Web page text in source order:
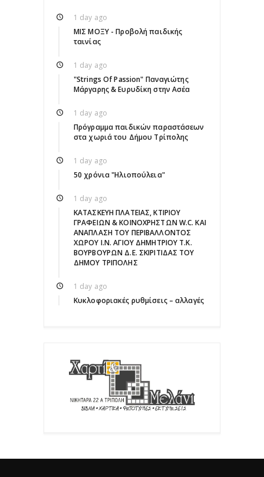
1 day ago
ΜΙΣ ΜΟΞΥ - Προβολή παιδικής
ταινίας
1 day ago
"Strings Of Passion" Παναγιώτης
Μάργαρης & Ευρυδίκη στην Ασέα
1 day ago
Πρόγραμμα παιδικών παραστάσεων
στα χωριά του Δήμου Τρίπολης
1 day ago
50 χρόνια "Ηλιοπούλεια"
1 day ago
ΚΑΤΑΣΚΕΥΗ ΠΛΑΤΕΙΑΣ, ΚΤΙΡΙΟΥ
ΓΡΑΦΕΙΩΝ & ΚΟΙΝΟΧΡΗΣΤΩΝ W.C. ΚΑΙ
ΑΝΑΠΛΑΣΗ ΤΟΥ ΠΕΡΙΒΑΛΛΟΝΤΟΣ
ΧΩΡΟΥ Ι.Ν. ΑΓΙΟΥ ΔΗΜΗΤΡΙΟΥ Τ.Κ.
ΒΟΥΡΒΟΥΡΩΝ Δ.Ε. ΣΚΙΡΙΤΙΔΑΣ ΤΟΥ
ΔΗΜΟΥ ΤΡΙΠΟΛΗΣ
1 day ago
Κυκλοφοριακές ρυθμίσεις – αλλαγές